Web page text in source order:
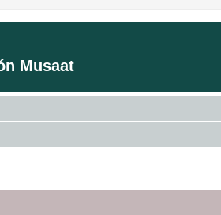
Musaat